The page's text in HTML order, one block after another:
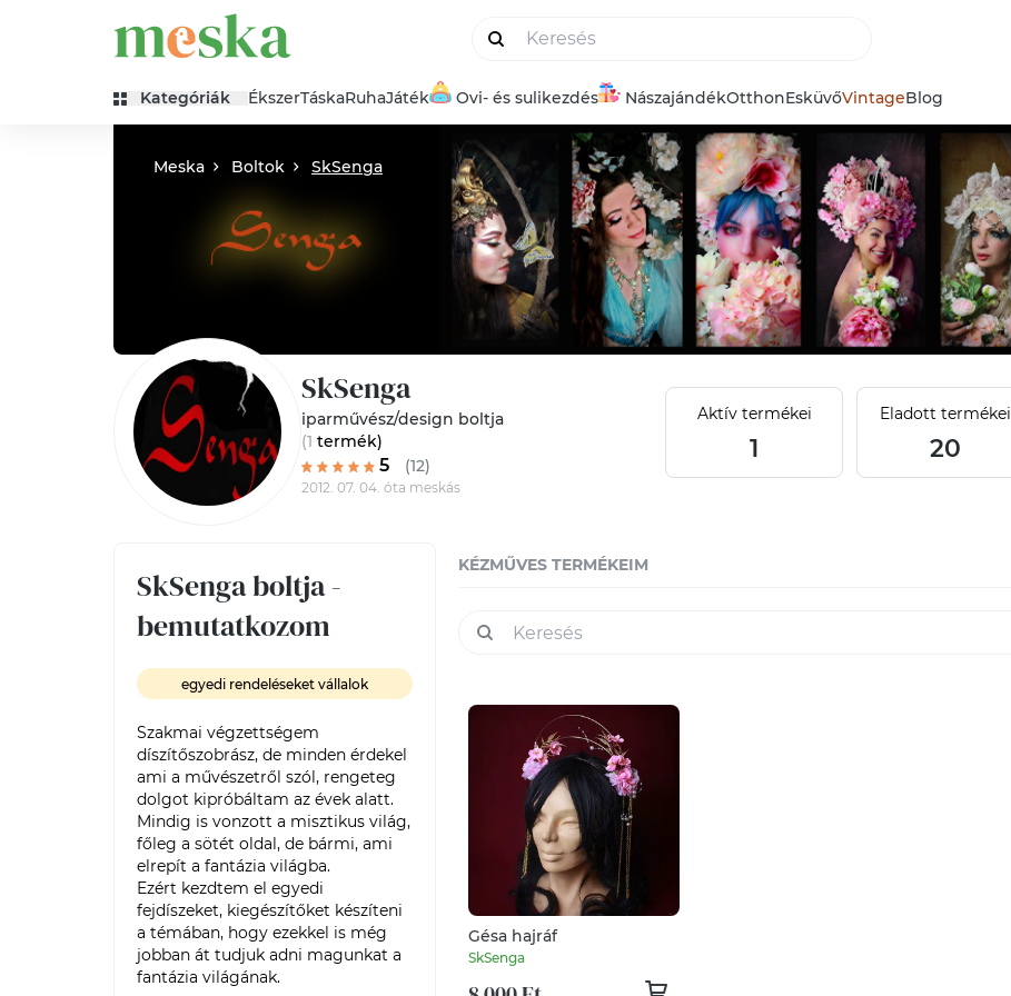
Kategóriák ÉkszerTáskaRuhaJáték Ovi- és sulikezdés NászajándékOtthonEsküvőVintageBlog
Meska Boltok SkSenga
SkSenga
iparművész/design boltja
(1 termék)
5 (12)
2012. 07. 04. óta meskás
Aktív termékei
1
Eladott termékei
20
SkSenga boltja -
bemutatkozom
egyedi rendeléseket vállalok
Szakmai végzettségem
díszítőszobrász, de minden érdekel
ami a művészetről szól, rengeteg
dolgot kipróbáltam az évek alatt.
Mindig is vonzott a misztikus világ,
főleg a sötét oldal, de bármi, ami
elrepít a fantázia világba.
Ezért kezdtem el egyedi
fejdíszeket, kiegészítőket készíteni
a témában, hogy ezekkel is még
jobban át tudjuk adni magunkat a
fantázia világának.
KÉZMŰVES TERMÉKEIM
Gésa hajráf
SkSenga